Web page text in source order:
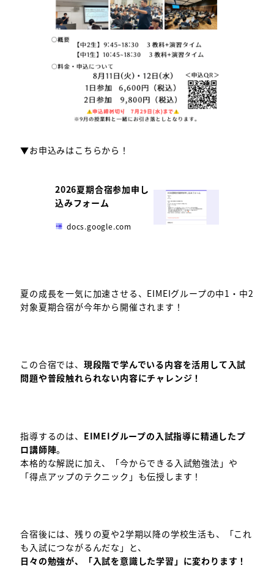
▼お申込みはこちらから！
2026夏期合宿参加申し
込みフォーム
docs.google.com
夏の成長を一気に加速させる、EIMEIグループの中1・中2
対象夏期合宿が今年から開催されます！
この合宿では、 現段階で学んでいる内容を活用して入試
問題や普段触れられない内容にチャレンジ！
指導するのは、 EIMEIグループの入試指導に精通したプ
ロ講師陣。
本格的な解説に加え、「今からできる入試勉強法」や
「得点アップのテクニック」も伝授します！
合宿後には、残りの夏や2学期以降の学校生活も、「これ
も入試につながるんだな」と、
日々の勉強が、「入試を意識した学習」に変わります！